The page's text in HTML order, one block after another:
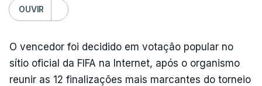
OUVIR
O vencedor foi decidido em votação popular no
sítio oficial da FIFA na Internet, após o organismo
reunir as 12 finalizações mais marcantes do torneio